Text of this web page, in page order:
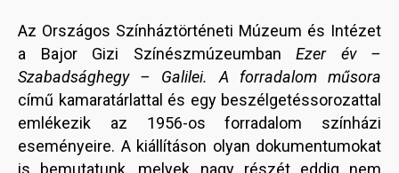
Az Országos Színháztörténeti Múzeum és Intézet
a Bajor Gizi Színészmúzeumban Ezer év –
Szabadsághegy – Galilei. A forradalom műsora
című kamaratárlattal és egy beszélgetéssorozattal
emlékezik az 1956-os forradalom színházi
eseményeire. A kiállításon olyan dokumentumokat